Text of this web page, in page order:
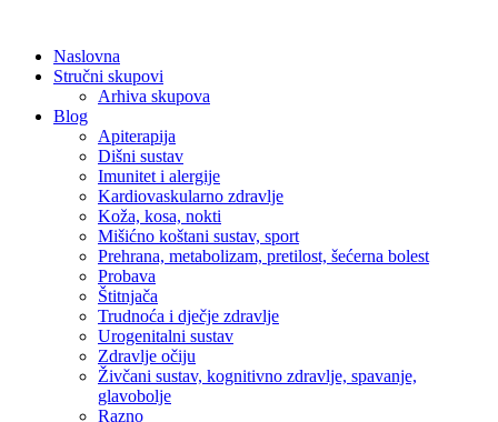
contentNaslovna
Stručni skupovi
Arhiva skupova
Blog
Apiterapija
Dišni sustav
Imunitet i alergije
Kardiovaskularno zdravlje
Koža, kosa, nokti
Mišićno koštani sustav, sport
Prehrana, metabolizam, pretilost, šećerna bolest
Probava
Štitnjača
Trudnoća i dječje zdravlje
Urogenitalni sustav
Zdravlje očiju
Živčani sustav, kognitivno zdravlje, spavanje,
glavobolje
Razno